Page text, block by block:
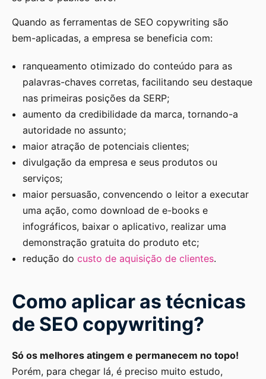
Quando as ferramentas de SEO copywriting são
bem-aplicadas, a empresa se beneficia com:
ranqueamento otimizado do conteúdo para as
palavras-chaves corretas, facilitando seu destaque
nas primeiras posições da SERP;
aumento da credibilidade da marca, tornando-a
autoridade no assunto;
maior atração de potenciais clientes;
divulgação da empresa e seus produtos ou
serviços;
maior persuasão, convencendo o leitor a executar
uma ação, como download de e-books e
infográficos, baixar o aplicativo, realizar uma
demonstração gratuita do produto etc;
redução do custo de aquisição de clientes.
Como aplicar as técnicas
de SEO copywriting?
Só os melhores atingem e permanecem no topo!
Porém, para chegar lá, é preciso muito estudo,